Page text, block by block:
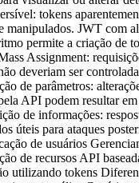
tokens
manipulados. JWT com
permite a criação de
Assignment:
deveriam ser
de parâmetros:
API podem resultar em
de informações:
úteis para ataques
de usuários
de recursos API
utilizando tokens